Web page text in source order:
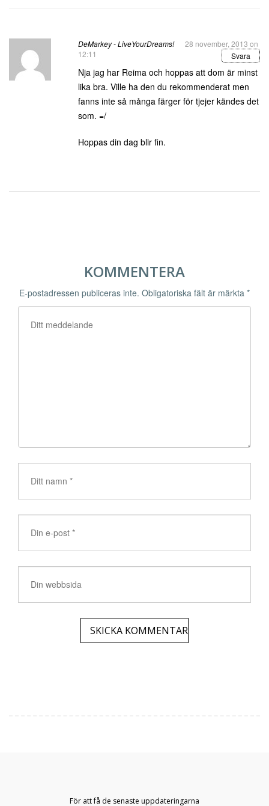
DeMarkey - LiveYourDreams!
28 november, 2013 on
12:11
Svara
Nja jag har Reima och hoppas att dom är minst
lika bra. Ville ha den du rekommenderat men
fanns inte så många färger för tjejer kändes det
som. =/
Hoppas din dag blir fin.
KOMMENTERA
E-postadressen publiceras inte. Obligatoriska fält är märkta *
För att få de senaste uppdateringarna